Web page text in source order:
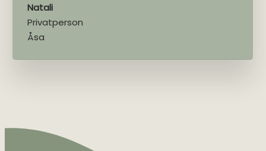
Natali
Privatperson
Åsa